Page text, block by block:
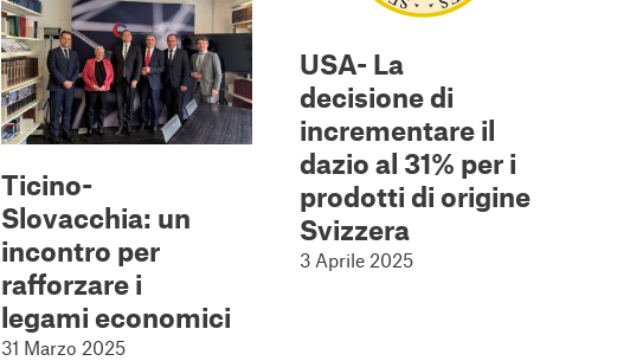
USA- La
decisione di
incrementare il
dazio al 31% per i
prodotti di origine
Svizzera
3 Aprile 2025
Ticino-
Slovacchia: un
incontro per
rafforzare i
legami economici
31 Marzo 2025